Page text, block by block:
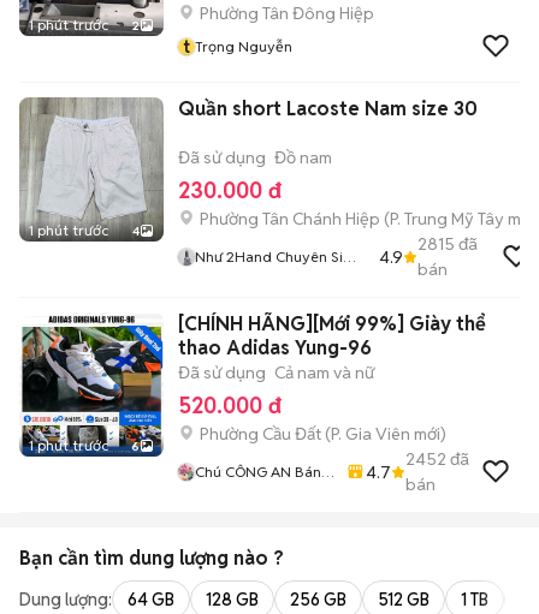
1 phút trước 2
Phường Tân Đông Hiệp
t Trọng Nguyễn
1 phút trước 4
Quần short Lacoste Nam size 30
Đã sử dụng Đồ nam
230.000 đ
Phường Tân Chánh Hiệp (P. Trung Mỹ Tây mới)
Như 2Hand Chuyên Si
4.9
2815 đã
bán
1 phút trước 6
[CHÍNH HÃNG][Mới 99%] Giày thể
thao Adidas Yung-96
Đã sử dụng Cả nam và nữ
520.000 đ
Phường Cầu Đất (P. Gia Viên mới)
Chú CÔNG AN Bán
4.7
2452 đã
bán
Bạn cần tìm dung lượng nào ?
Dung lượng: 64 GB 128 GB 256 GB 512 GB 1 TB